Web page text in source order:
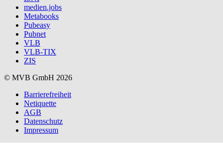
medien.jobs
Metabooks
Pubeasy
Pubnet
VLB
VLB-TIX
ZIS
© MVB GmbH 2026
Barrierefreiheit
Netiquette
AGB
Datenschutz
Impressum